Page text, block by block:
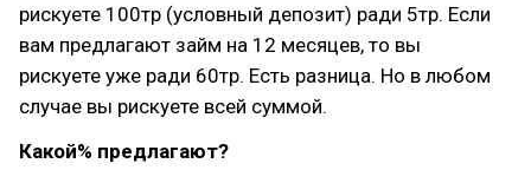
рискуете 100тр (условный депозит) ради 5тр. Если
вам предлагают займ на 12 месяцев, то вы
рискуете уже ради 60тр. Есть разница. Но в любом
случае вы рискуете всей суммой.
Какой% предлагают?